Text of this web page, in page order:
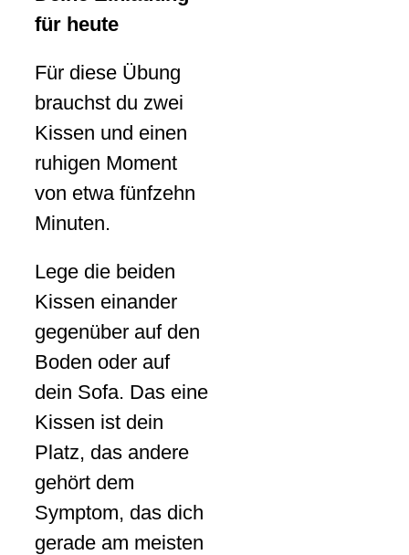
für heute
Für diese Übung
brauchst du zwei
Kissen und einen
ruhigen Moment
von etwa fünfzehn
Minuten.
Lege die beiden
Kissen einander
gegenüber auf den
Boden oder auf
dein Sofa. Das eine
Kissen ist dein
Platz, das andere
gehört dem
Symptom, das dich
gerade am meisten